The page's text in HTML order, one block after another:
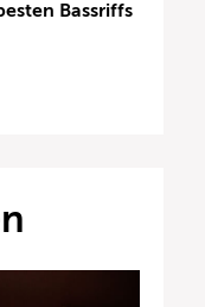
Bassriffs